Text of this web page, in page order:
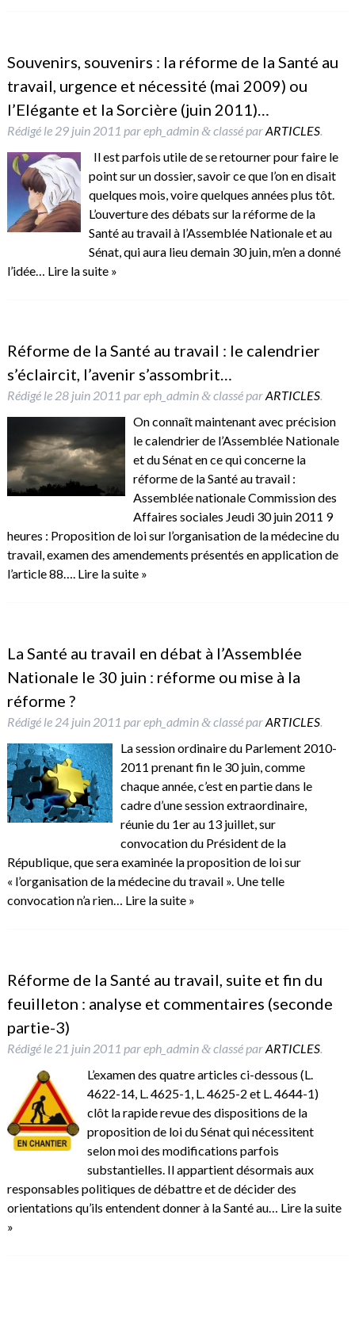
Souvenirs, souvenirs : la réforme de la Santé au
travail, urgence et nécessité (mai 2009) ou
l’Elégante et la Sorcière (juin 2011)…
Rédigé le 29 juin 2011 pareph_admin &classé parARTICLES.
Il est parfois utile de se retourner pour faire le
point sur un dossier, savoir ce que l’on en disait
quelques mois, voire quelques années plus tôt.
L’ouverture des débats sur la réforme de la
Santé au travail à l’Assemblée Nationale et au
Sénat, qui aura lieu demain 30 juin, m’en a donné
l’idée… Lire la suite »
Réforme de la Santé au travail : le calendrier
s’éclaircit, l’avenir s’assombrit…
Rédigé le 28 juin 2011 pareph_admin &classé parARTICLES.
On connaît maintenant avec précision
le calendrier de l’Assemblée Nationale
et du Sénat en ce qui concerne la
réforme de la Santé au travail :
Assemblée nationale Commission des
Affaires sociales Jeudi 30 juin 2011 9
heures : Proposition de loi sur l’organisation de la médecine du
travail, examen des amendements présentés en application de
l’article 88…. Lire la suite »
La Santé au travail en débat à l’Assemblée
Nationale le 30 juin : réforme ou mise à la
réforme ?
Rédigé le 24 juin 2011 pareph_admin &classé parARTICLES.
La session ordinaire du Parlement 2010-
2011 prenant fin le 30 juin, comme
chaque année, c’est en partie dans le
cadre d’une session extraordinaire,
réunie du 1er au 13 juillet, sur
convocation du Président de la
République, que sera examinée la proposition de loi sur
« l’organisation de la médecine du travail ». Une telle
convocation n’a rien… Lire la suite »
Réforme de la Santé au travail, suite et fin du
feuilleton : analyse et commentaires (seconde
partie-3)
Rédigé le 21 juin 2011 pareph_admin &classé parARTICLES.
L’examen des quatre articles ci-dessous (L.
4622-14, L. 4625-1, L. 4625-2 et L. 4644-1)
clôt la rapide revue des dispositions de la
proposition de loi du Sénat qui nécessitent
selon moi des modifications parfois
substantielles. Il appartient désormais aux
responsables politiques de débattre et de décider des
orientations qu’ils entendent donner à la Santé au… Lire la suite
»